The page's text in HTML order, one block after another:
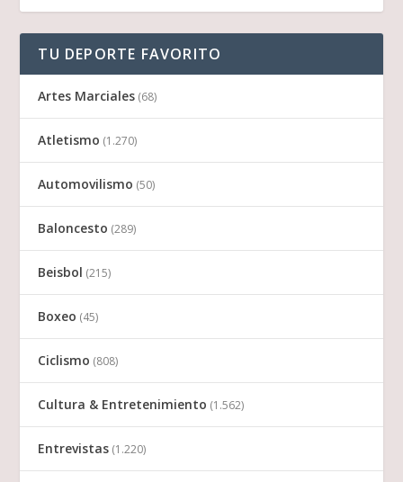
TU DEPORTE FAVORITO
Artes Marciales (68)
Atletismo (1.270)
Automovilismo (50)
Baloncesto (289)
Beisbol (215)
Boxeo (45)
Ciclismo (808)
Cultura & Entretenimiento (1.562)
Entrevistas (1.220)